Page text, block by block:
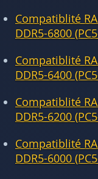
Compatiblité
DDR5-6800
Compatiblité
DDR5-6400
Compatiblité
DDR5-6200
Compatiblité
DDR5-6000